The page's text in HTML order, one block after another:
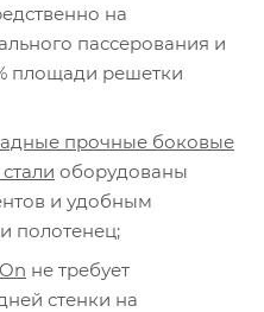
на
пассерования и
площади решетки
прочные боковые
оборудованы
и удобным
полотенец;
не требует
стенки на